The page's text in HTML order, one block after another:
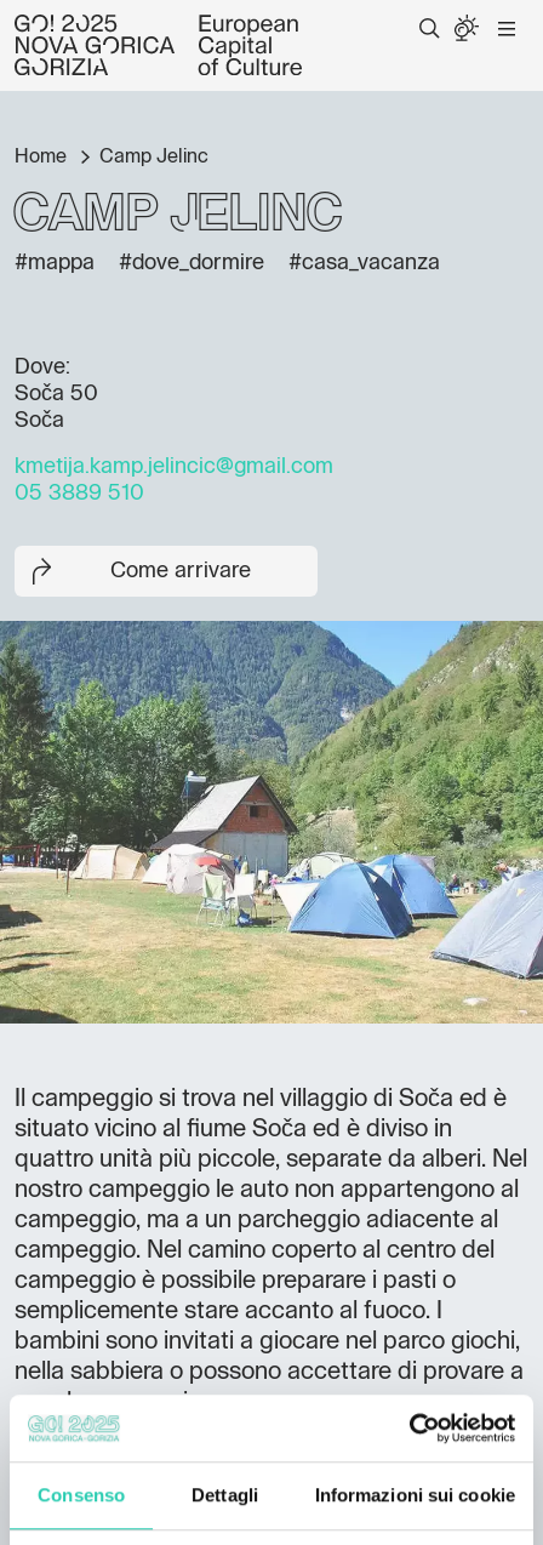
Consenso Dettagli Informazioni sui cookie
Home Camp Jelinc
Camp Jelinc
#mappa #dove_dormire #casa_vacanza
Dove:
Soča 50
Soča
kmetija.kamp.jelincic@gmail.com
05 3889 510
Come arrivare
Il campeggio si trova nel villaggio di Soča ed è
situato vicino al fiume Soča ed è diviso in
quattro unità più piccole, separate da alberi. Nel
nostro campeggio le auto non appartengono al
campeggio, ma a un parcheggio adiacente al
campeggio. Nel camino coperto al centro del
campeggio è possibile preparare i pasti o
semplicemente stare accanto al fuoco. I
bambini sono invitati a giocare nel parco giochi,
nella sabbiera o possono accettare di provare a
cavalcare un asino.